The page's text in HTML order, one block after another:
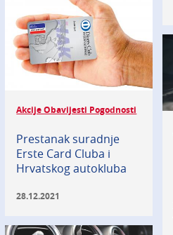
Akcije Obavijesti Pogodnosti
Prestanak suradnje
Erste Card Cluba i
Hrvatskog autokluba
28.12.2021